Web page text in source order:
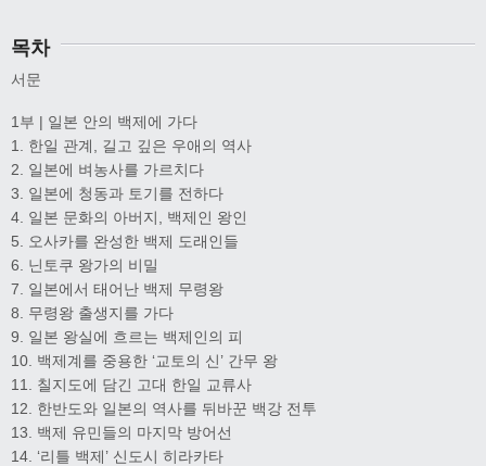
목차
서문
1부 | 일본 안의 백제에 가다
1. 한일 관계, 길고 깊은 우애의 역사
2. 일본에 벼농사를 가르치다
3. 일본에 청동과 토기를 전하다
4. 일본 문화의 아버지, 백제인 왕인
5. 오사카를 완성한 백제 도래인들
6. 닌토쿠 왕가의 비밀
7. 일본에서 태어난 백제 무령왕
8. 무령왕 출생지를 가다
9. 일본 왕실에 흐르는 백제인의 피
10. 백제계를 중용한 ‘교토의 신’ 간무 왕
11. 칠지도에 담긴 고대 한일 교류사
12. 한반도와 일본의 역사를 뒤바꾼 백강 전투
13. 백제 유민들의 마지막 방어선
14. ‘리틀 백제’ 신도시 히라카타